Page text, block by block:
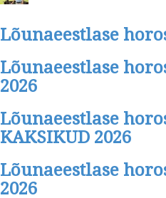
Lõunaeestlase
Lõunaeestlase
2026
Lõunaeestlase
KAKSIKUD 2026
Lõunaeestlase
2026